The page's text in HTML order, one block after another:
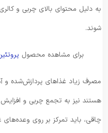
به دلیل محتوای بالای چربی و
شوند.
برای مشاهده محصول
مصرف زیاد غذاهای پردازش‌شده و
هستند نیز به تجمع چربی و
چاقی، باید تمرکز بر روی